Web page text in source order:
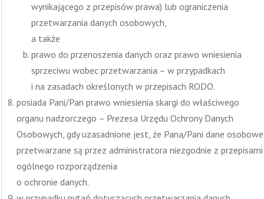
wynikającego z przepisów prawa) lub ograniczenia
przetwarzania danych osobowych,
a także
prawo do przenoszenia danych oraz prawo wniesienia
sprzeciwu wobec przetwarzania – w przypadkach
i na zasadach określonych w przepisach RODO.
posiada Pani/Pan prawo wniesienia skargi do właściwego
organu nadzorczego – Prezesa Urzędu Ochrony Danych
Osobowych, gdy uzasadnione jest, że Pana/Pani dane osobowe
przetwarzane są przez administratora niezgodnie z przepisami
ogólnego rozporządzenia
o ochronie danych.